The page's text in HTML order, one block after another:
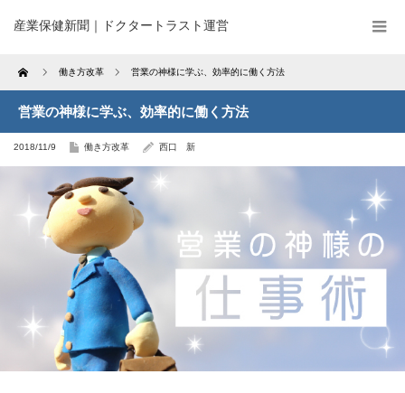
産業保健新聞｜ドクタートラスト運営
Home 働き方改革 営業の神様に学ぶ、効率的に働く方法
営業の神様に学ぶ、効率的に働く方法
2018/11/9 働き方改革 西口 新